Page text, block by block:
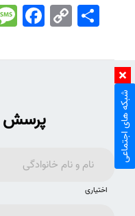
Facebook Copy
Link
اشتراک
پرسش
اختیاری
شبکه های اجتماعی